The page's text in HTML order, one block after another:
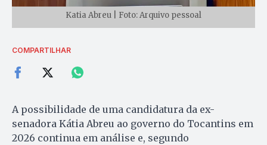
Katia Abreu | Foto: Arquivo pessoal
COMPARTILHAR
A possibilidade de uma candidatura da ex-
senadora Kátia Abreu ao governo do Tocantins em
2026 continua em análise e, segundo